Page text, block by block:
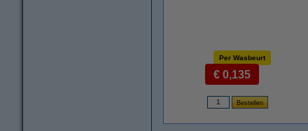
Per Wasbeurt
€ 0,135